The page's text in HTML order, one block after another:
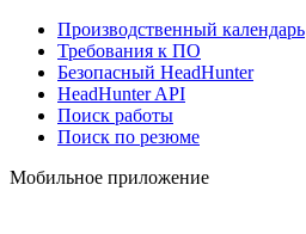
Производственный календарь
Требования к ПО
Безопасный HeadHunter
HeadHunter API
Поиск работы
Поиск по резюме
Мобильное приложение